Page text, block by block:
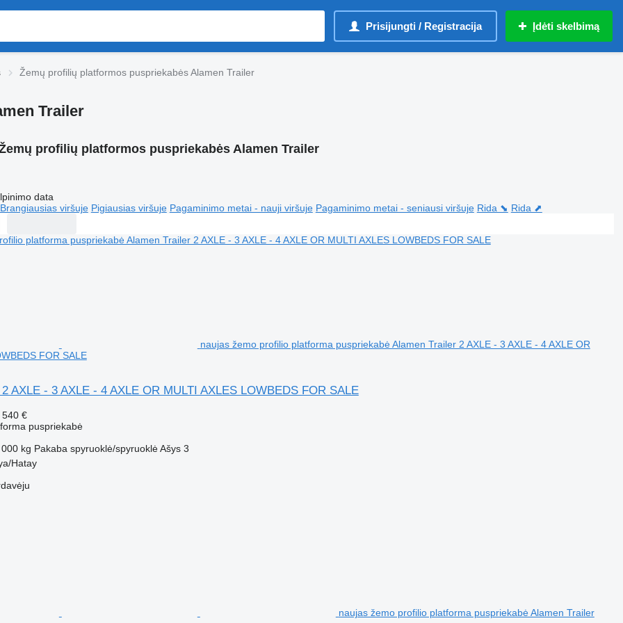
Prisijungti / Registracija Įdėti skelbimą
Žemų profilių platformos puspriekabės Alamen Trailer
Trailer
profilių platformos puspriekabės Alamen Trailer
data
Brangiausias viršuje Pigiausias viršuje Pagaminimo metai - nauji viršuje Pagaminimo metai - seniausi viršuje Rida ⬊ Rida ⬈
naujas žemo profilio platforma puspriekabė Alamen Trailer 2 AXLE - 3 AXLE - 4 AXLE OR
FOR SALE
AXLE - 3 AXLE - 4 AXLE OR MULTI AXLES LOWBEDS FOR SALE
€
puspriekabė
kg Pakaba spyruoklė/spyruoklė Ašys 3
Hatay
naujas žemo profilio platforma puspriekabė Alamen Trailer